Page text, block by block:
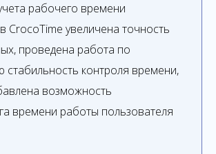
рабочего времени
CrocoTime увеличена точность
проведена работа по
стабильность контроля времени,
возможность
времени работы пользователя